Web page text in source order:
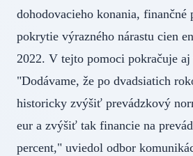
dohodovacieho konania, finančné
pokrytie výrazného nárastu cien
2022. V tejto pomoci pokračuje
"Dodávame, že po dvadsiatich
historicky zvýšiť prevádzkový
eur a zvýšiť tak financie na
percent," uviedol odbor